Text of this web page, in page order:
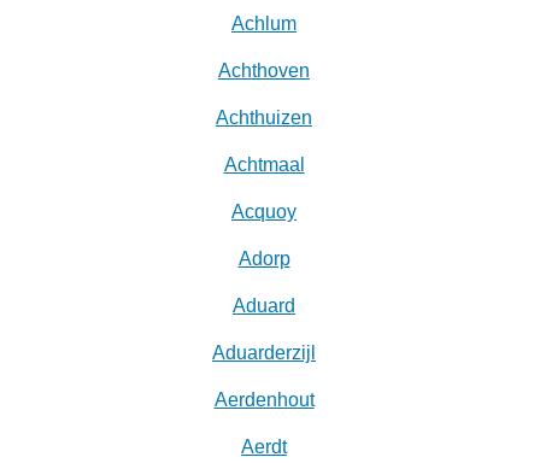
Achlum
Achthoven
Achthuizen
Achtmaal
Acquoy
Adorp
Aduard
Aduarderzijl
Aerdenhout
Aerdt